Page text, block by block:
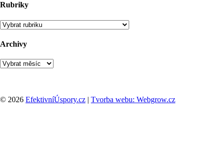
Rubriky
Rubriky
Archivy
Archivy
© 2026 EfektivníÚspory.cz | Tvorba webu: Webgrow.cz